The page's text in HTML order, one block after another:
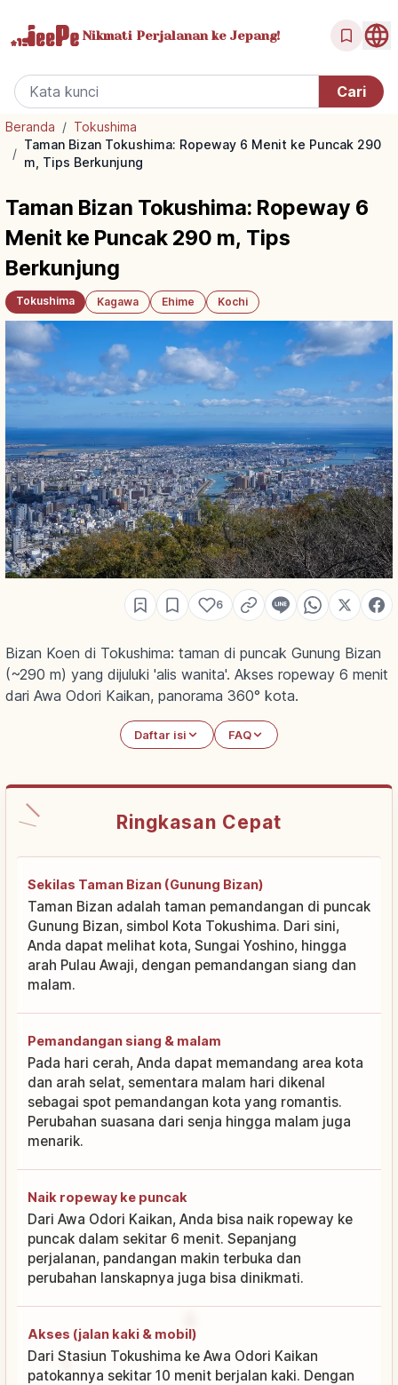
Nikmati Perjalanan ke Jepang!
Beranda / Tokushima
/
Taman Bizan Tokushima: Ropeway 6 Menit ke Puncak 290
m, Tips Berkunjung
Taman Bizan Tokushima: Ropeway 6
Menit ke Puncak 290 m, Tips
Berkunjung
Tokushima Kagawa Ehime Kochi
6
Bizan Koen di Tokushima: taman di puncak Gunung Bizan
(~290 m) yang dijuluki 'alis wanita'. Akses ropeway 6 menit
dari Awa Odori Kaikan, panorama 360° kota.
Daftar isi FAQ
Ringkasan Cepat
Sekilas Taman Bizan (Gunung Bizan)
Taman Bizan adalah taman pemandangan di puncak
Gunung Bizan, simbol Kota Tokushima. Dari sini,
Anda dapat melihat kota, Sungai Yoshino, hingga
arah Pulau Awaji, dengan pemandangan siang dan
malam.
Pemandangan siang & malam
Pada hari cerah, Anda dapat memandang area kota
dan arah selat, sementara malam hari dikenal
sebagai spot pemandangan kota yang romantis.
Perubahan suasana dari senja hingga malam juga
menarik.
Naik ropeway ke puncak
Dari Awa Odori Kaikan, Anda bisa naik ropeway ke
puncak dalam sekitar 6 menit. Sepanjang
perjalanan, pandangan makin terbuka dan
perubahan lanskapnya juga bisa dinikmati.
Akses (jalan kaki & mobil)
Dari Stasiun Tokushima ke Awa Odori Kaikan
patokannya sekitar 10 menit berjalan kaki. Dengan